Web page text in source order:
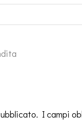
I campi